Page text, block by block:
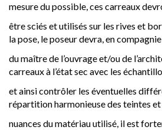
mesure du possible, ces carreaux
être sciés et utilisés sur les rives et
la pose, le poseur devra, en compagnie
du maître de l’ouvrage et/ou de
carreaux à l’état sec avec les
et ainsi contrôler les éventuelles
répartition harmonieuse des teintes et
nuances du matériau utilisé, il est